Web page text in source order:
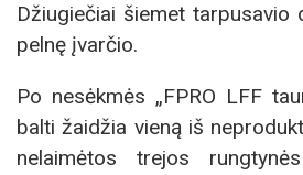
Džiugiečiai šiemet tarpusavio
pelnę įvarčio.
Po nesėkmės „FPRO LFF
balti žaidžia vieną iš
nelaimėtos trejos